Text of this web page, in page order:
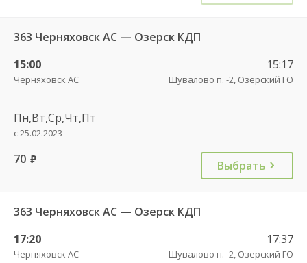
363 Черняховск АС — Озерск КДП
15:00
Черняховск АС
15:17
Шувалово п. -2, Озерский ГО
Пн,Вт,Ср,Чт,Пт
с 25.02.2023
70 руб. Выбрать
363 Черняховск АС — Озерск КДП
17:20
Черняховск АС
17:37
Шувалово п. -2, Озерский ГО